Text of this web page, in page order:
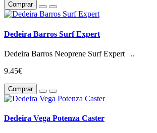
Comprar
Dedeira Barros Surf Expert
Dedeira Barros Neoprene Surf Expert ..
9.45€
Comprar
Dedeira Vega Potenza Caster